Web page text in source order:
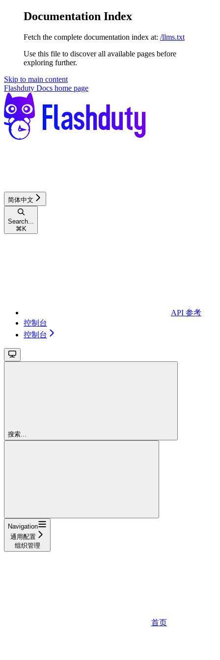
Documentation Index
Fetch the complete documentation index at: /llms.txt
Use this file to discover all available pages before
exploring further.
Skip to main content
Flashduty Docs home page
简体中文
Search...
⌘ K
API 参考
控制台
控制台
搜索...
Navigation
通用配置
组织管理
首页